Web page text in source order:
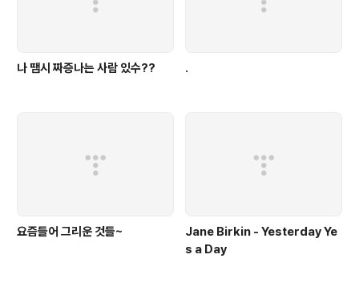
나 땜시 짜증나는 사람 있수?? .
요즘들어 그리운 것들~
Jane Birkin - Yesterday Ye
s a Day